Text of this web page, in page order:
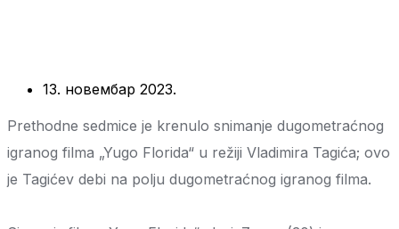
13. новембар 2023.
Prethodne sedmice je krenulo snimanje dugometraćnog
igranog filma „Yugo Florida“ u režiji Vladimira Tagića; ovo
je Tagićev debi na polju dugometraćnog igranog filma.